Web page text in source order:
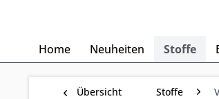
Home Neuheiten Stoffe
Übersicht Stoffe